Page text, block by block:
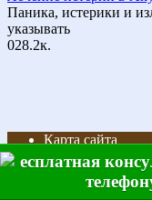
Паника, истерики и
указывать
028.2к.
Карта сайта
Наши филиалы
© 2026 Клиника